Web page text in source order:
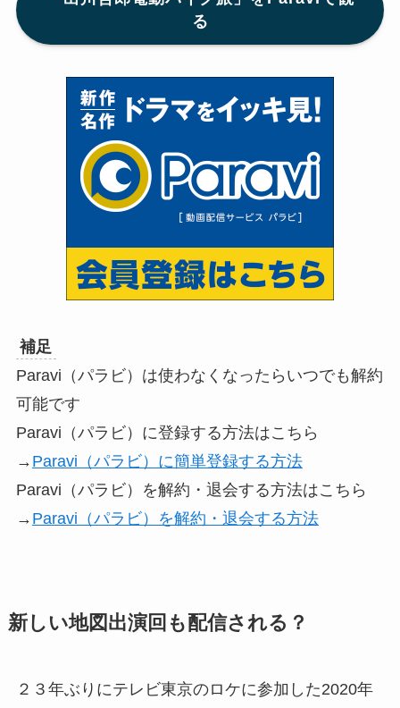
る
補足
Paravi（パラビ）は使わなくなったらいつでも解約
可能です
Paravi（パラビ）に登録する方法はこちら
→ Paravi（パラビ）に簡単登録する方法
Paravi（パラビ）を解約・退会する方法はこちら
→ Paravi（パラビ）を解約・退会する方法
新しい地図出演回も配信される？
２３年ぶりにテレビ東京のロケに参加した2020年